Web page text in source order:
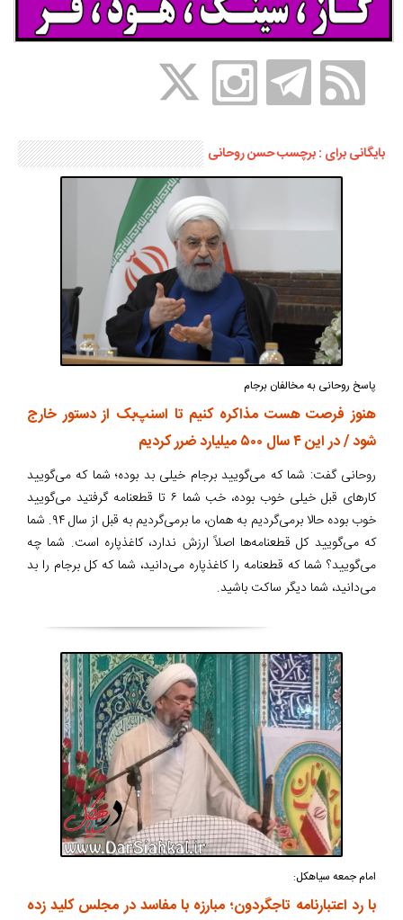
بایگانی برای : برچسب حسن روحانی
پاسخ روحانی به مخالفان برجام
هنوز فرصت هست مذاکره کنیم تا اسنپ‌بک از دستور خارج
شود / در این ۴ سال ۵۰۰ میلیارد ضرر کردیم
روحانی گفت: شما که می‌گویید برجام خیلی بد بوده؛ شما که می‌گویید
کارهای قبل خیلی خوب بوده، خب شما ۶ تا قطعنامه گرفتید می‌گویید
خوب بوده حالا برمی‌گردیم به همان، ما برمی‌گردیم به قبل از سال ۹۴. شما
که می‌گویید کل قطعنامه‌ها اصلاً ارزش ندارد، کاغذپاره است. شما چه
می‌گویید؟ شما که قطعنامه را کاغذپاره می‌دانید، شما که کل برجام را بد
می‌دانید، شما دیگر ساکت باشید.
امام جمعه سیاهکل:
با رد اعتبارنامه تاجگردون؛ مبارزه با مفاسد در مجلس کلید زده